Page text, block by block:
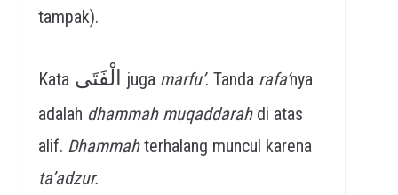
tampak).
Kata juga marfu’. Tanda rafa’nya
adalah dhammah muqaddarahdi atas
alif. Dhammahterhalang muncul karena
ta’adzur.